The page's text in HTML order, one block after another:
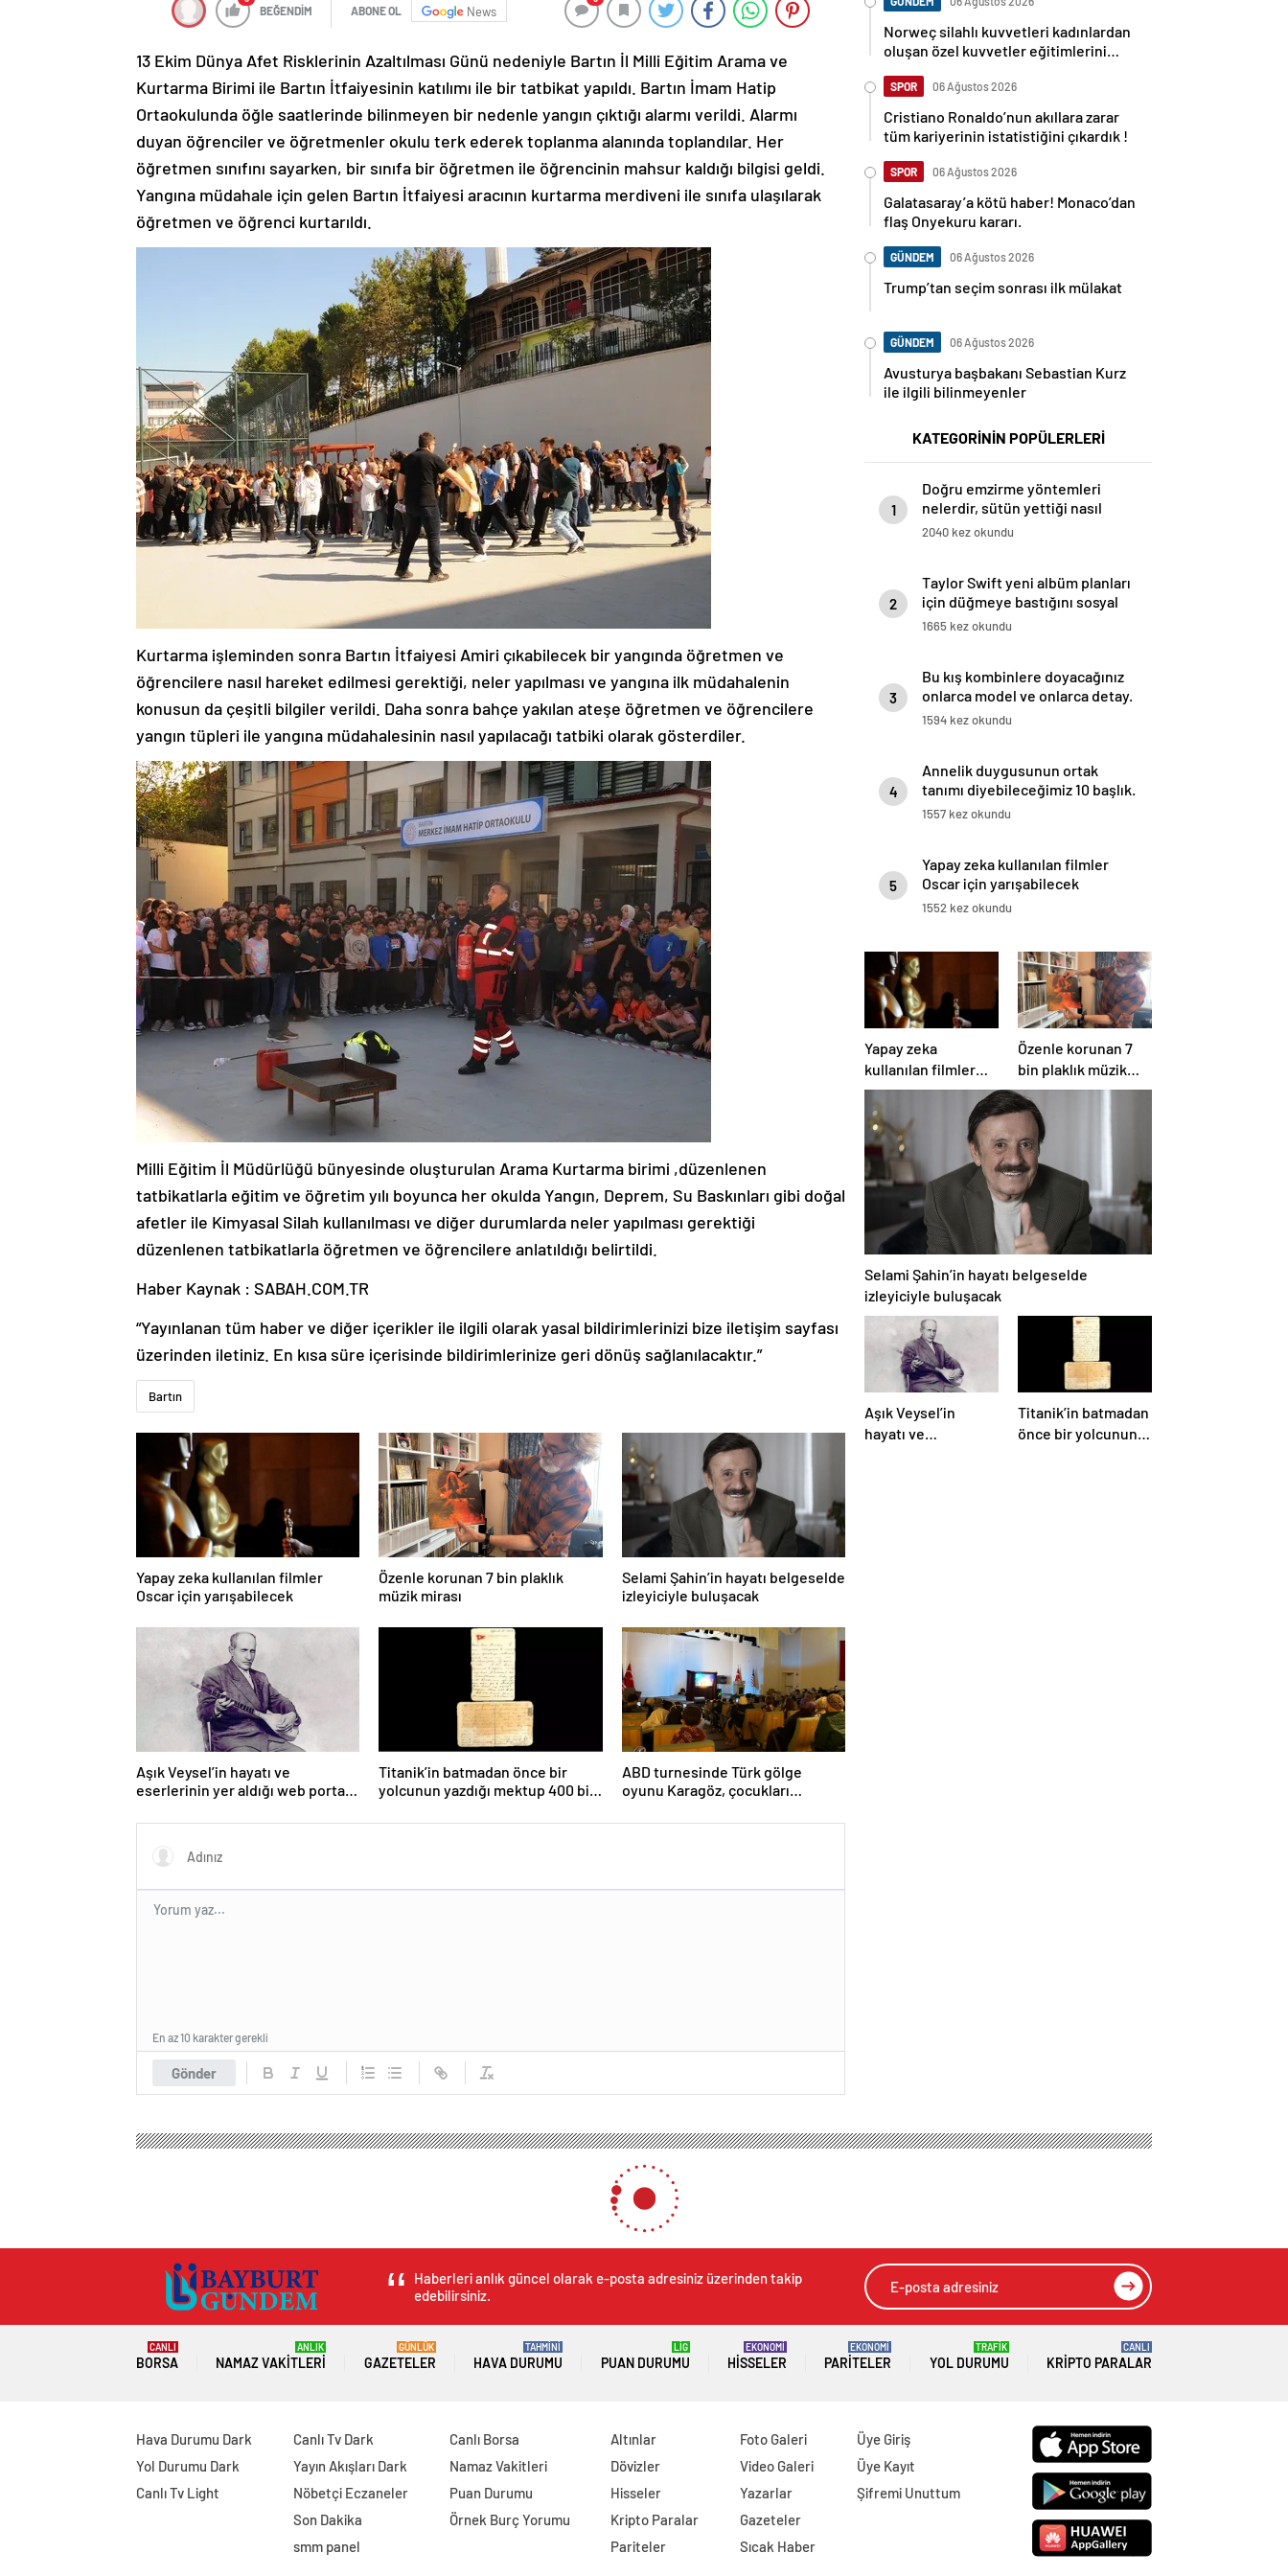
BEĞENDİM ABONE OL News
13 Ekim Dünya Afet Risklerinin Azaltılması Günü nedeniyle Bartın İl Milli Eğitim Arama ve
Kurtarma Birimi ile Bartın İtfaiyesinin katılımı ile bir tatbikat yapıldı. Bartın İmam Hatip
Ortaokulunda öğle saatlerinde bilinmeyen bir nedenle yangın çıktığı alarmı verildi. Alarmı
duyan öğrenciler ve öğretmenler okulu terk ederek toplanma alanında toplandılar. Her
öğretmen sınıfını sayarken, bir sınıfa bir öğretmen ile öğrencinin mahsur kaldığı bilgisi geldi.
Yangına müdahale için gelen Bartın İtfaiyesi aracının kurtarma merdiveni ile sınıfa ulaşılarak
öğretmen ve öğrenci kurtarıldı.
Kurtarma işleminden sonra Bartın İtfaiyesi Amiri çıkabilecek bir yangında öğretmen ve
öğrencilere nasıl hareket edilmesi gerektiği, neler yapılması ve yangına ilk müdahalenin
konusun da çeşitli bilgiler verildi. Daha sonra bahçe yakılan ateşe öğretmen ve öğrencilere
yangın tüpleri ile yangına müdahalesinin nasıl yapılacağı tatbiki olarak gösterdiler.
Milli Eğitim İl Müdürlüğü bünyesinde oluşturulan Arama Kurtarma birimi ,düzenlenen
tatbikatlarla eğitim ve öğretim yılı boyunca her okulda Yangın, Deprem, Su Baskınları gibi doğal
afetler ile Kimyasal Silah kullanılması ve diğer durumlarda neler yapılması gerektiği
düzenlenen tatbikatlarla öğretmen ve öğrencilere anlatıldığı belirtildi.
Haber Kaynak : SABAH.COM.TR
“Yayınlanan tüm haber ve diğer içerikler ile ilgili olarak yasal bildirimlerinizi bize iletişim sayfası
üzerinden iletiniz. En kısa süre içerisinde bildirimlerinize geri dönüş sağlanılacaktır.”
Bartın
Yapay zeka kullanılan filmler
Oscar için yarışabilecek
Özenle korunan 7 bin plaklık
müzik mirası
Selami Şahin’in hayatı belgeselde
izleyiciyle buluşacak
Aşık Veysel’in hayatı ve
eserlerinin yer aldığı web portalı
Titanik’in batmadan önce bir
yolcunun yazdığı mektup 400 bin
ABD turnesinde Türk gölge
oyunu Karagöz, çocukları
Gönder
En az 10 karakter gerekli
Norweç silahlı kuvvetleri kadınlardan
oluşan özel kuvvetler eğitimlerini
SPOR 06 Ağustos 2026
Cristiano Ronaldo’nun akıllara zarar
tüm kariyerinin istatistiğini çıkardık !
SPOR 06 Ağustos 2026
Galatasaray’a kötü haber! Monaco’dan
flaş Onyekuru kararı.
GÜNDEM 06 Ağustos 2026
Trump’tan seçim sonrası ilk mülakat
GÜNDEM 06 Ağustos 2026
Avusturya başbakanı Sebastian Kurz
ile ilgili bilinmeyenler
KATEGORİNİN POPÜLERLERİ
1
Doğru emzirme yöntemleri
nelerdir, sütün yettiği nasıl
anlaşılır?
2040 kez okundu
2
Taylor Swift yeni albüm planları
için düğmeye bastığını sosyal
medyadan duyurdu!
1665 kez okundu
3
Bu kış kombinlere doyacağınız
onlarca model ve onlarca detay.
1594 kez okundu
4
Annelik duygusunun ortak
tanımı diyebileceğimiz 10 başlık.
1557 kez okundu
5
Yapay zeka kullanılan filmler
Oscar için yarışabilecek
1552 kez okundu
Yapay zeka
kullanılan filmler
Oscar için
yarışabilecek
Özenle korunan 7
bin plaklık müzik
mirası
Selami Şahin’in hayatı belgeselde
izleyiciyle buluşacak
Aşık Veysel’in
hayatı ve
Titanik’in batmadan
önce bir yolcunun
Sinemada Dengeler, AKM’de Picasso sergisi, tiyatroda Ali Poyrazoğlu! İşte kültür sanat ajandası
Sinemada Dengeler, AKM’de Picasso sergisi, tiyatroda Ali
Poyrazoğlu! İşte kültür sanat ajandası
GÖNDER
HABERLERİ